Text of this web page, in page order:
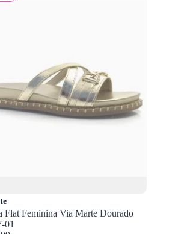
Flat Feminina Via Marte Dourado
01